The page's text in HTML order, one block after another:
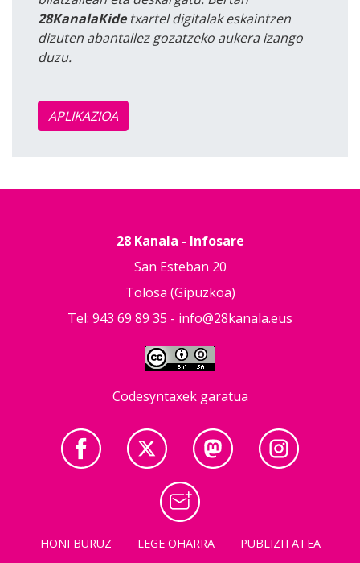
28KanalaKidetxartel digitalak eskaintzen
dizuten abantailez gozatzeko aukera izango
duzu.
APLIKAZIOA
28 Kanala - Infosare
San Esteban 20
Tolosa (Gipuzkoa)
Tel: 943 69 89 35 - info@28kanala.eus
Codesyntaxek garatua
HONI BURUZ LEGE OHARRA PUBLIZITATEA